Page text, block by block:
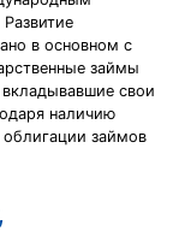
в основном с
займы
свои
наличию
займов